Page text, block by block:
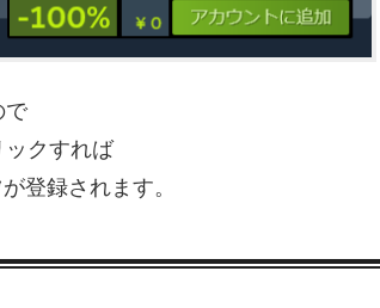
で
ックすれば
登録されます。